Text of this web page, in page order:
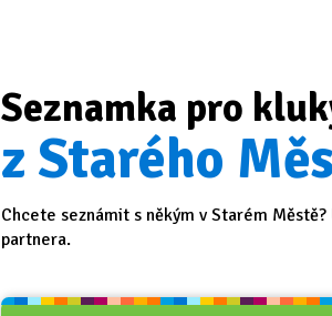
Seznamka pro
z Starého
Chcete seznámit s někým v Starém
partnera.